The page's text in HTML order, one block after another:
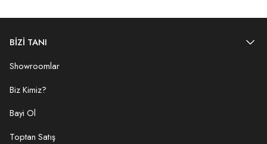
BİZİ TANI
Showroomlar
Biz Kimiz?
Bayi Ol
Toptan Satış